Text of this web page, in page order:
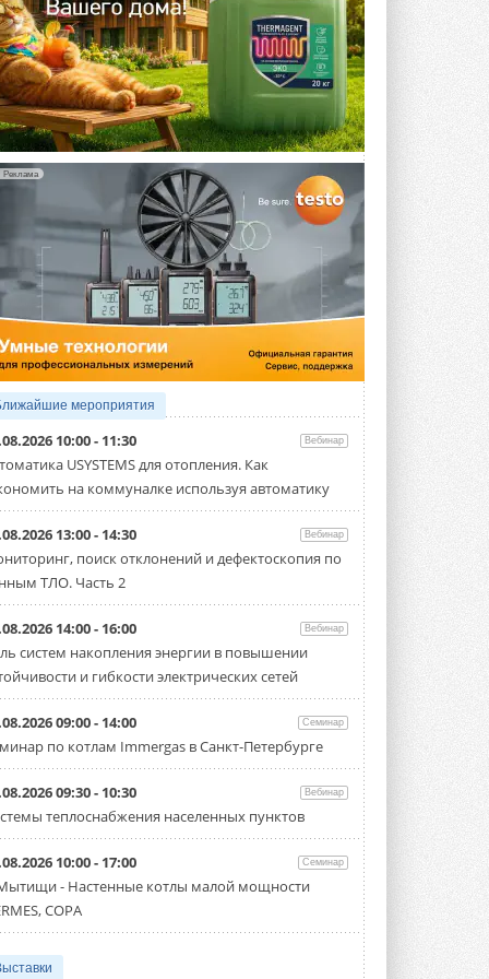
Реклама
мероприятия
10:00 - 11:30 Вебинар
USYSTEMS для отопления. Как
на коммуналке используя автоматику
13:00 - 14:30 Вебинар
поиск отклонений и дефектоскопия по
ТЛО. Часть 2
14:00 - 16:00 Вебинар
систем накопления энергии в повышении
и гибкости электрических сетей
09:00 - 14:00 Семинар
по котлам Immergas в Санкт-Петербурге
09:30 - 10:30 Вебинар
теплоснабжения населенных пунктов
10:00 - 17:00 Семинар
- Настенные котлы малой мощности
COPA